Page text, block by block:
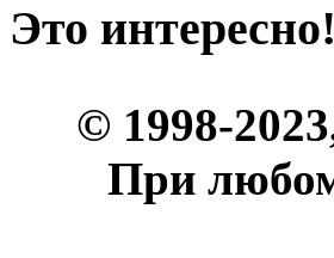
Это интересно!
© 1998-
При